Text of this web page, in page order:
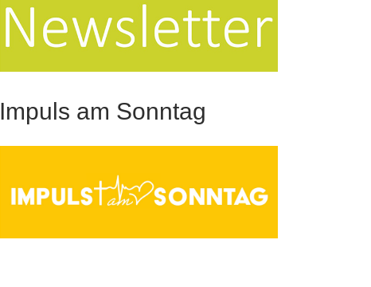
Impuls am Sonntag